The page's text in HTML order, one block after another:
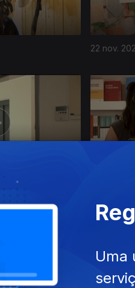
22 nov.
Uma